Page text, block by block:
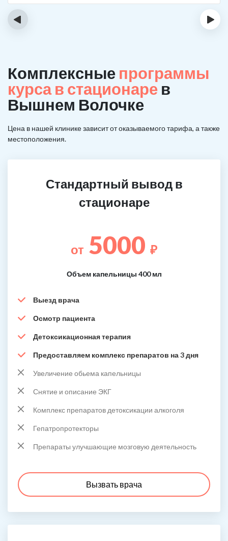
‹ ›
Комплексные программы
курса в стационаре в
Вышнем Волочке
Цена в нашей клинике зависит от оказываемого тарифа, а также
местоположения.
Стандартный вывод в
стационаре
от 5000 ₽
Объем капельницы 400 мл
Выезд врача
Осмотр пациента
Детоксикационная терапия
Предоставляем комплекс препаратов на 3 дня
Увеличение обьема капельницы
Снятие и описание ЭКГ
Комплекс препаратов детоксикации алкоголя
Гепатропротекторы
Препараты улучшающие мозговую деятельность
Вызвать врача